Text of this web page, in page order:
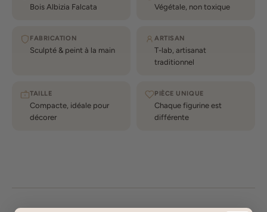
Bois Albizia Falcata Végétale, non toxique
FABRICATION
Sculpté & peint à la main
ARTISAN
T-lab, artisanat
traditionnel
TAILLE
Compacte, idéale pour
décorer
PIÈCE UNIQUE
Chaque figurine est
différente